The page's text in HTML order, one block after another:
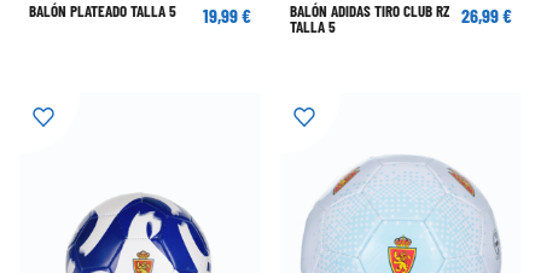
BALÓN PLATEADO TALLA 5 19,99 €
BALÓN ADIDAS TIRO CLUB RZ
TALLA 5
26,99 €